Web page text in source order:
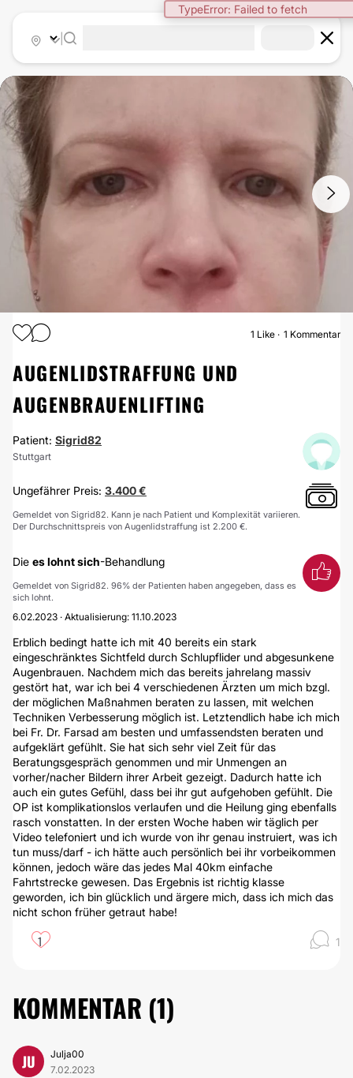
TypeError: Failed to fetch
AUGENLIDSTRAFFUNG
1 Like 1 Kommentar
AUGENLIDSTRAFFUNG UND
AUGENBRAUENLIFTING
Patient: Sigrid82
Stuttgart
Ungefährer Preis: 3.400 €
Gemeldet von Sigrid82. Kann je nach Patient und Komplexität variieren.
Der Durchschnittspreis von Augenlidstraffung ist 2.200 €.
Die es lohnt sich-Behandlung
Gemeldet von Sigrid82. 96% der Patienten haben angegeben, dass es
sich lohnt.
6.02.2023 · Aktualisierung: 11.10.2023
Erblich bedingt hatte ich mit 40 bereits ein stark
eingeschränktes Sichtfeld durch Schlupflider und abgesunkene
Augenbrauen. Nachdem mich das bereits jahrelang massiv
gestört hat, war ich bei 4 verschiedenen Ärzten um mich bzgl.
der möglichen Maßnahmen beraten zu lassen, mit welchen
Techniken Verbesserung möglich ist. Letztendlich habe ich mich
bei Fr. Dr. Farsad am besten und umfassendsten beraten und
aufgeklärt gefühlt. Sie hat sich sehr viel Zeit für das
Beratungsgespräch genommen und mir Unmengen an
vorher/nacher Bildern ihrer Arbeit gezeigt. Dadurch hatte ich
auch ein gutes Gefühl, dass bei ihr gut aufgehoben gefühlt. Die
OP ist komplikationslos verlaufen und die Heilung ging ebenfalls
rasch vonstatten. In der ersten Woche haben wir täglich per
Video telefoniert und ich wurde von ihr genau instruiert, was ich
tun muss/darf - ich hätte auch persönlich bei ihr vorbeikommen
können, jedoch wäre das jedes Mal 40km einfache
Fahrtstrecke gewesen. Das Ergebnis ist richtig klasse
geworden, ich bin glücklich und ärgere mich, dass ich mich das
nicht schon früher getraut habe!
1 1
KOMMENTAR (1)
JU
Julja00
7.02.2023